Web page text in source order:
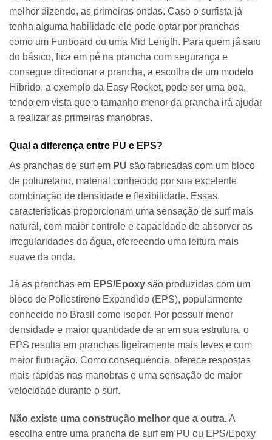
melhor dizendo, as primeiras ondas. Caso o surfista já
tenha alguma habilidade ele pode optar por pranchas
como um Funboard ou uma Mid Length. Para quem já saiu
do básico, fica em pé na prancha com segurança e
consegue direcionar a prancha, a escolha de um modelo
Hibrido, a exemplo da Easy Rocket, pode ser uma boa,
tendo em vista que o tamanho menor da prancha irá ajudar
a realizar as primeiras manobras.
Qual a diferença entre PU e EPS?
As pranchas de surf em PU são fabricadas com um bloco
de poliuretano, material conhecido por sua excelente
combinação de densidade e flexibilidade. Essas
características proporcionam uma sensação de surf mais
natural, com maior controle e capacidade de absorver as
irregularidades da água, oferecendo uma leitura mais
suave da onda.
Já as pranchas em EPS/Epoxy são produzidas com um
bloco de Poliestireno Expandido (EPS), popularmente
conhecido no Brasil como isopor. Por possuir menor
densidade e maior quantidade de ar em sua estrutura, o
EPS resulta em pranchas ligeiramente mais leves e com
maior flutuação. Como consequência, oferece respostas
mais rápidas nas manobras e uma sensação de maior
velocidade durante o surf.
Não existe uma construção melhor que a outra.A
escolha entre uma prancha de surf em PU ou EPS/Epoxy